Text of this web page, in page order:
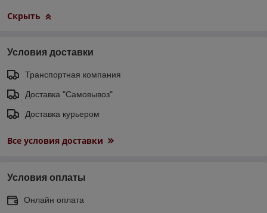
Скрыть
Условия доставки
Транспортная компания
Доставка "Самовывоз"
Доставка курьером
Все условия доставки
Условия оплаты
Онлайн оплата